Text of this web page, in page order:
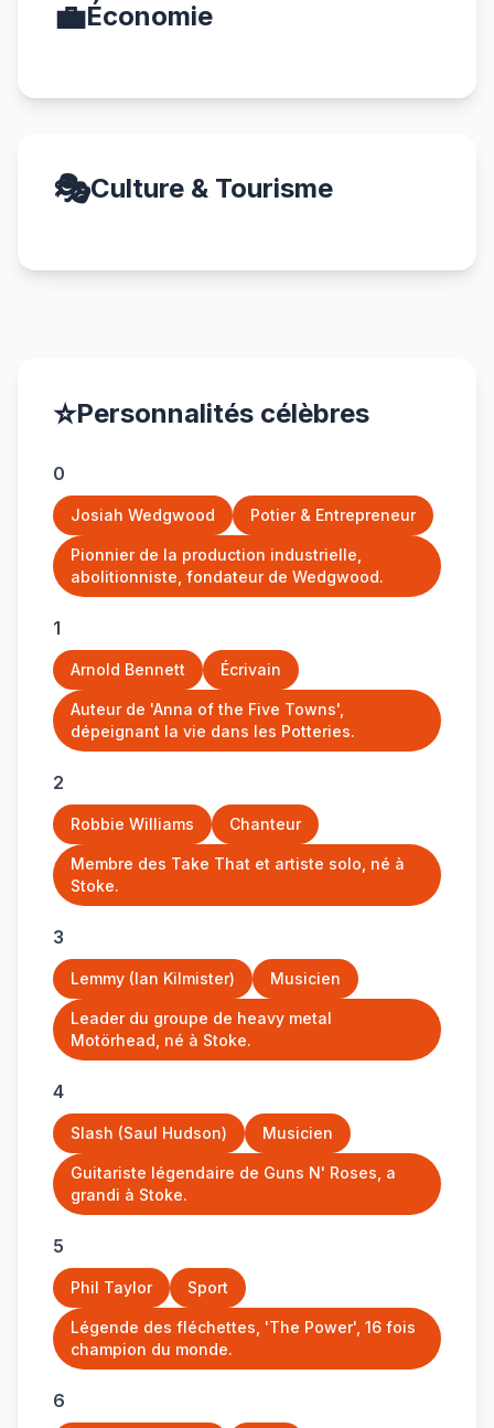
💼Économie
🎭Culture & Tourisme
⭐Personnalités célèbres
0
Josiah Wedgwood Potier & Entrepreneur
Pionnier de la production industrielle,
abolitionniste, fondateur de Wedgwood.
1
Arnold Bennett Écrivain
Auteur de 'Anna of the Five Towns',
dépeignant la vie dans les Potteries.
2
Robbie Williams Chanteur
Membre des Take That et artiste solo, né à
Stoke.
3
Lemmy (Ian Kilmister) Musicien
Leader du groupe de heavy metal
Motörhead, né à Stoke.
4
Slash (Saul Hudson) Musicien
Guitariste légendaire de Guns N' Roses, a
grandi à Stoke.
5
Phil Taylor Sport
Légende des fléchettes, 'The Power', 16 fois
champion du monde.
6